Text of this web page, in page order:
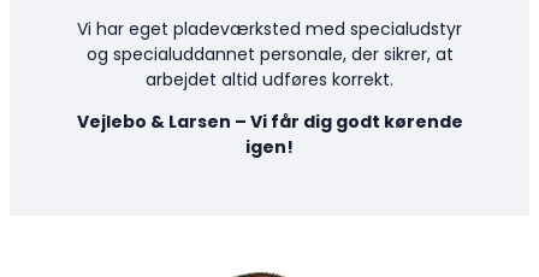
Vi har eget pladeværksted med specialudstyr
og specialuddannet personale, der sikrer, at
arbejdet altid udføres korrekt.
Vejlebo & Larsen – Vi får dig godt kørende
igen!